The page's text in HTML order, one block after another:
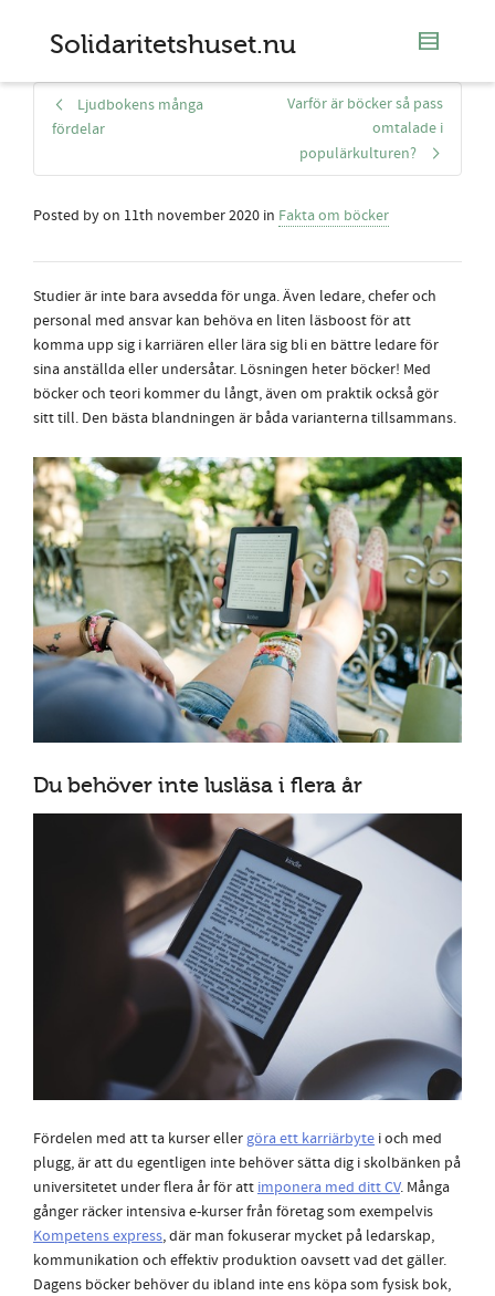
Solidaritetshuset.nu
Ljudbokens många
fördelar
Varför är böcker så pass
omtalade i
populärkulturen?
Posted byon 11th november 2020 in Fakta om böcker
Studier är inte bara avsedda för unga. Även ledare, chefer och
personal med ansvar kan behöva en liten läsboost för att
komma upp sig i karriären eller lära sig bli en bättre ledare för
sina anställda eller undersåtar. Lösningen heter böcker! Med
böcker och teori kommer du långt, även om praktik också gör
sitt till. Den bästa blandningen är båda varianterna tillsammans.
Du behöver inte lusläsa i flera år
Fördelen med att ta kurser ellergöra ett karriärbyte i och med
plugg, är att du egentligen inte behöver sätta dig i skolbänken på
universitetet under flera år för att imponera med ditt CV. Många
gånger räcker intensiva e-kurser från företag som exempelvis
Kompetens express, där man fokuserar mycket på ledarskap,
kommunikation och effektiv produktion oavsett vad det gäller.
Dagens böcker behöver du ibland inte ens köpa som fysisk bok,